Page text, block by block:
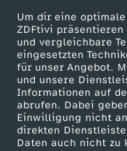
Um dir eine optimale
ZDFtivi präsentieren
und vergleichbare
eingesetzten
für unser Angebot.
und unsere
Informationen auf
abrufen. Dabei
Einwilligung nicht
direkten
Daten auch nicht zu
Wechseln
Mehr ZDF
ZDF-Apps
Smart TV
ZDFtext